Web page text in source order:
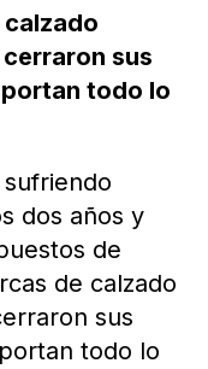
calzado
sus
todo lo
dos años y
de
de calzado
sus
todo lo